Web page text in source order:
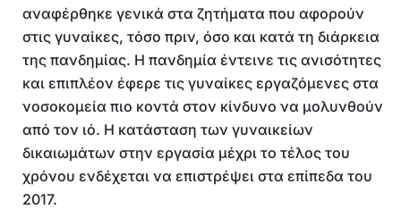
αναφέρθηκε γενικά στα ζητήματα που αφορούν
στις γυναίκες, τόσο πριν, όσο και κατά τη διάρκεια
της πανδημίας. Η πανδημία έντεινε τις ανισότητες
και επιπλέον έφερε τις γυναίκες εργαζόμενες στα
νοσοκομεία πιο κοντά στον κίνδυνο να μολυνθούν
από τον ιό. Η κατάσταση των γυναικείων
δικαιωμάτων στην εργασία μέχρι το τέλος του
χρόνου ενδέχεται να επιστρέψει στα επίπεδα του
2017.